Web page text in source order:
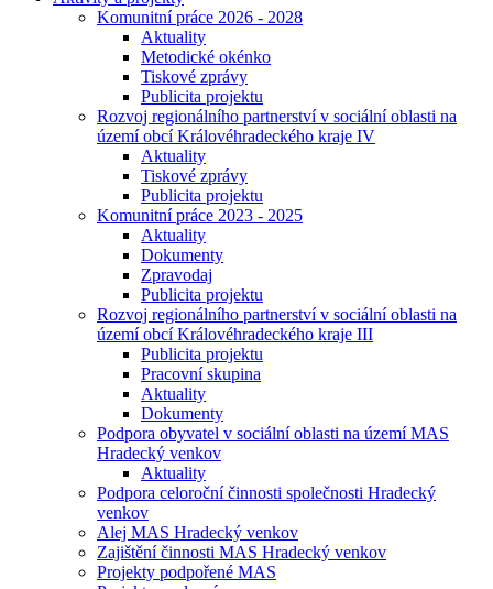
Komunitní práce 2026 - 2028
Aktuality
Metodické okénko
Tiskové zprávy
Publicita projektu
Rozvoj regionálního partnerství v sociální oblasti na
území obcí Královéhradeckého kraje IV
Aktuality
Tiskové zprávy
Publicita projektu
Komunitní práce 2023 - 2025
Aktuality
Dokumenty
Zpravodaj
Publicita projektu
Rozvoj regionálního partnerství v sociální oblasti na
území obcí Královéhradeckého kraje III
Publicita projektu
Pracovní skupina
Aktuality
Dokumenty
Podpora obyvatel v sociální oblasti na území MAS
Hradecký venkov
Aktuality
Podpora celoroční činnosti společnosti Hradecký
venkov
Alej MAS Hradecký venkov
Zajištění činnosti MAS Hradecký venkov
Projekty podpořené MAS